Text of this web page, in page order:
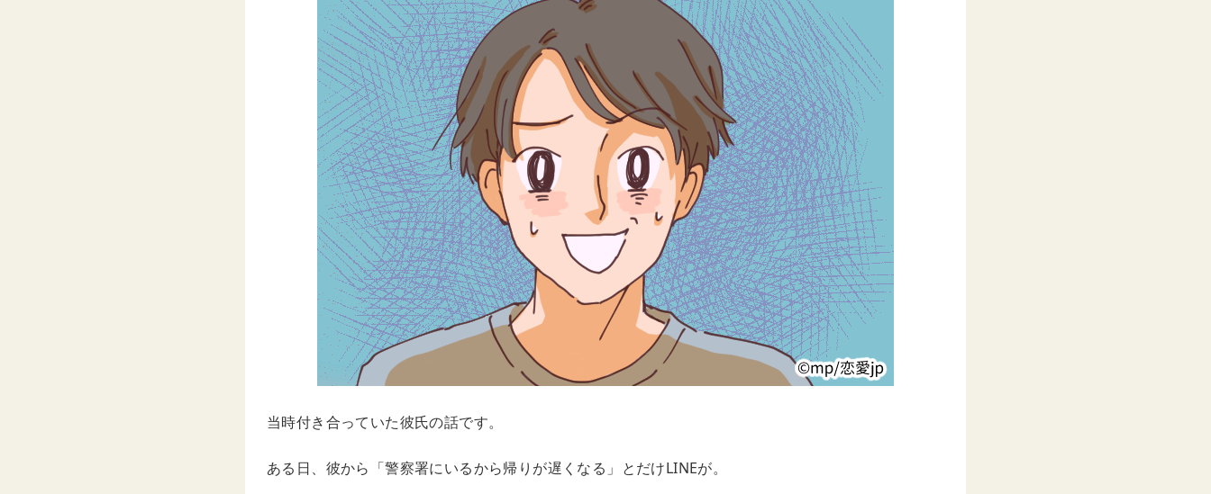
当時付き合っていた彼氏の話です。
ある日、彼から「警察署にいるから帰りが遅くなる」とだけLINEが。